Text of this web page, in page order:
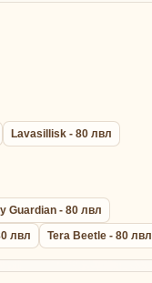
Lavasillisk - 80 лвл
Guardian - 80 лвл
лвл Tera Beetle - 80 лвл